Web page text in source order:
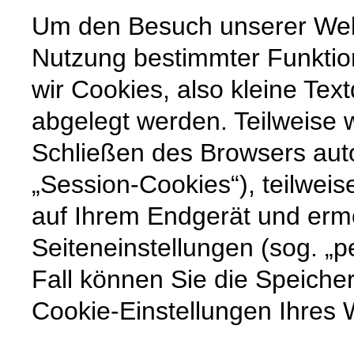
Um den Besuch unserer
Nutzung bestimmter
wir Cookies, also kleine
abgelegt werden. Teilweise
Schließen des Browsers
„Session-Cookies“),
auf Ihrem Endgerät und
Seiteneinstellungen (sog.
Fall können Sie die
Cookie-Einstellungen Ihres